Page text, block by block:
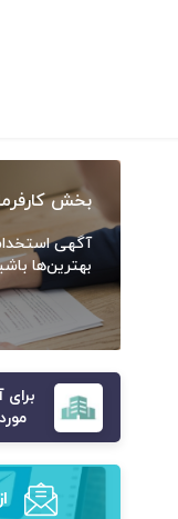
بخش
آگهی
بهترین‌ها